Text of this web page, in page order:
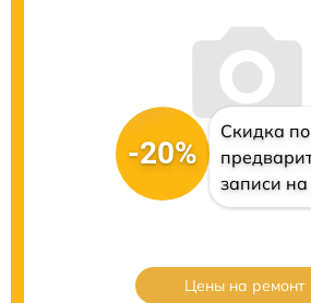
-20%
Скидка по
записи на
Цены на ремонт